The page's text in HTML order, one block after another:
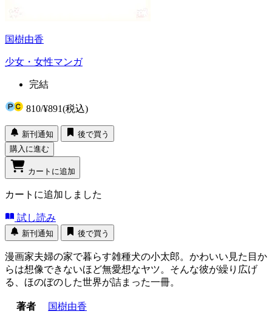
国樹由香
少女・女性マンガ
完結
810/¥891(税込)
新刊通知
後で買う
購入に進む
カートに追加
カートに追加しました
試し読み
新刊通知 後で買う
漫画家夫婦の家で暮らす雑種犬の小太郎。かわいい見た目か
らは想像できないほど無愛想なヤツ。そんな彼が繰り広げ
る、ほのぼのした世界が詰まった一冊。
著者
国樹由香